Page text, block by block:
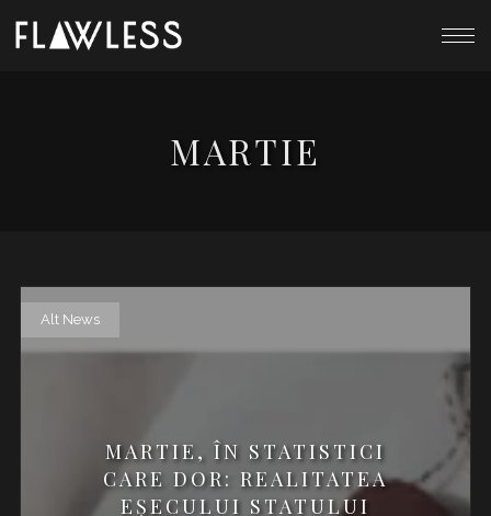
MARTIE
Alt News
MARTIE, ÎN STATISTICI
CARE DOR: REALITATEA
EȘECULUI STATULUI